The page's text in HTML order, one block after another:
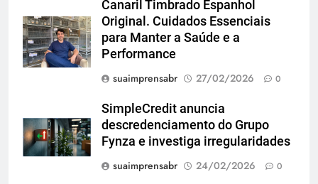
Canaril Timbrado Espanhol
Original. Cuidados Essenciais
para Manter a Saúde e a
Performance
suaimprensabr
27/02/2026 0
SimpleCredit anuncia
descredenciamento do Grupo
Fynza e investiga irregularidades
suaimprensabr
24/02/2026 0